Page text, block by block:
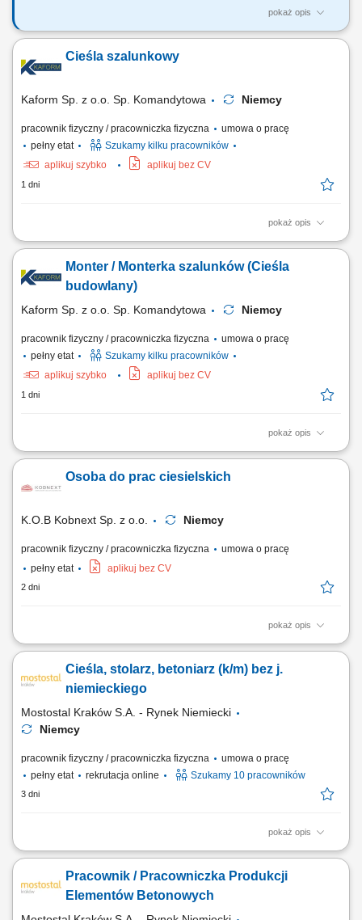
pokaż opis
Zadania: Wykonywanie konstrukcji żelbetowych w stanach surowych
Cieśla szalunkowy
Kaform Sp. z o.o. Sp. Komandytowa Niemcy
pracownik fizyczny / pracowniczka fizyczna
umowa o pracę
pełny etat
Szukamy kilku pracowników
aplikuj szybko
aplikuj bez CV
1 dni
pokaż opis
Opis stanowiska: Szalowanie: ścian, stropów, słupów - praca
prefabrykatów betonowych; Betonowanie;
Monter / Monterka szalunków (Cieśla
budowlany)
Kaform Sp. z o.o. Sp. Komandytowa Niemcy
pracownik fizyczny / pracowniczka fizyczna
umowa o pracę
pełny etat
Szukamy kilku pracowników
aplikuj szybko
aplikuj bez CV
1 dni
pokaż opis
Zakres obowiązków: Realizacja prac szalunkowych przy ścianach,
montażu prefabrykatów betonowych. Wsparcie prac betonowych na
placu budowy. Wykonywanie zadań zgodnie z dokumentacją
Osoba do prac ciesielskich
K.O.B Kobnext Sp. z o.o. Niemcy
pracownik fizyczny / pracowniczka fizyczna
umowa o pracę
pełny etat
aplikuj bez CV
2 dni
pokaż opis
Opis stanowiska: Wykonywanie prac w zakresie ciesielki systemowej;
zbrojarskich i betoniarskich; Inne prace budowlane – pomocnicze;
Cieśla, stolarz, betoniarz (k/m) bez j.
niemieckiego
Mostostal Kraków S.A. - Rynek Niemiecki
Niemcy
pracownik fizyczny / pracowniczka fizyczna
umowa o pracę
pełny etat
rekrutacja online Szukamy 10 pracowników
3 dni
pokaż opis
Zakres obowiązków Czyszczenie szalunku po rozformowaniu, Włożenie
przy betonowaniu - wibrowanie, ściągnięcie beton.
Pracownik / Pracowniczka Produkcji
Elementów Betonowych